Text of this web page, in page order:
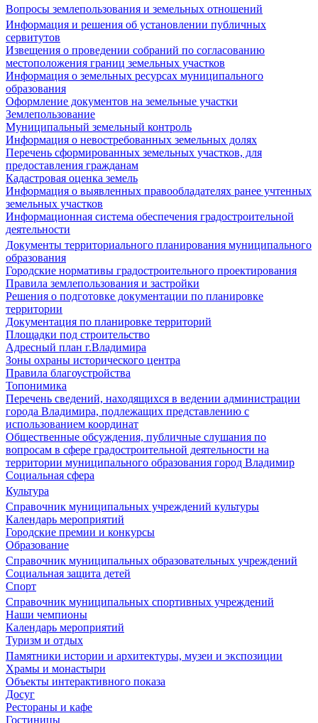
Вопросы землепользования и земельных отношений
Информация и решения об установлении публичных
сервитутов
Извещения о проведении собраний по согласованию
местоположения границ земельных участков
Информация о земельных ресурсах муниципального
образования
Оформление документов на земельные участки
Землепользование
Муниципальный земельный контроль
Информация о невостребованных земельных долях
Перечень сформированных земельных участков, для
предоставления гражданам
Кадастровая оценка земель
Информация о выявленных правообладателях ранее учтенных
земельных участков
Информационная система обеспечения градостроительной
деятельности
Документы территориального планирования муниципального
образования
Городские нормативы градостроительного проектирования
Правила землепользования и застройки
Решения о подготовке документации по планировке
территории
Документация по планировке территорий
Площадки под строительство
Адресный план г.Владимира
Зоны охраны исторического центра
Правила благоустройства
Топонимика
Перечень сведений, находящихся в ведении администрации
города Владимира, подлежащих представлению с
использованием координат
Общественные обсуждения, публичные слушания по
вопросам в сфере градостроительной деятельности на
территории муниципального образования город Владимир
Социальная сфера
Культура
Справочник муниципальных учреждений культуры
Календарь мероприятий
Городские премии и конкурсы
Образование
Справочник муниципальных образовательных учреждений
Социальная защита детей
Спорт
Справочник муниципальных спортивных учреждений
Наши чемпионы
Календарь мероприятий
Туризм и отдых
Памятники истории и архитектуры, музеи и экспозиции
Храмы и монастыри
Объекты интерактивного показа
Досуг
Рестораны и кафе
Гостиницы